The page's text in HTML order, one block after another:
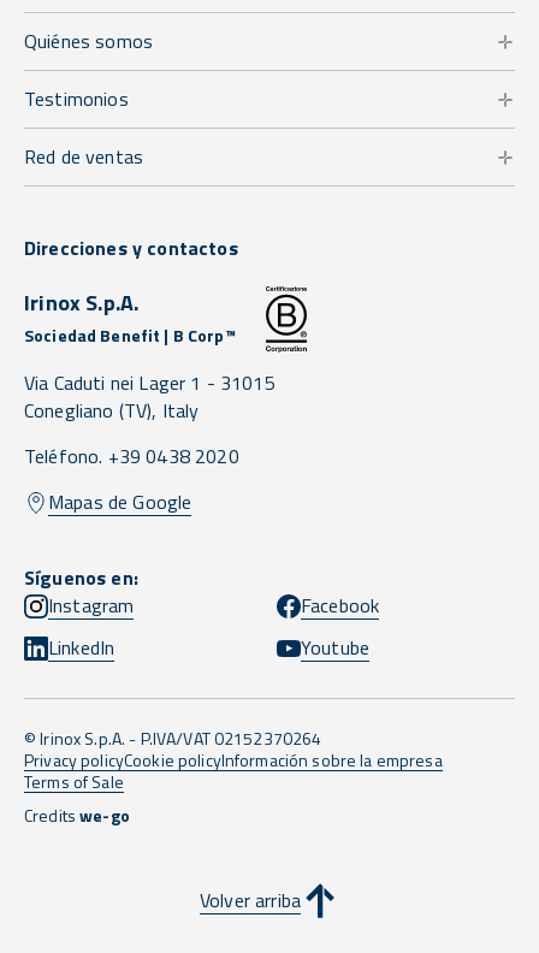
Quiénes somos
Testimonios
Red de ventas
Direcciones y contactos
Irinox S.p.A.
Sociedad Benefit | B Corp™
Via Caduti nei Lager 1 - 31015
Conegliano (TV), Italy
Teléfono. +39 0438 2020
Mapas de Google
Síguenos en:
Instagram
Facebook
LinkedIn
Youtube
© Irinox S.p.A. - P.IVA/VAT 02152370264
Privacy policyCookie policyInformación sobre la empresa
Terms of Sale
Creditswe-go
Volver arriba